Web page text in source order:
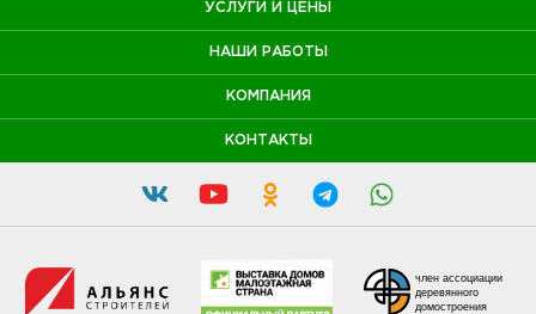
УСЛУГИ И ЦЕНЫ
НАШИ РАБОТЫ
КОМПАНИЯ
КОНТАКТЫ
член ассоциации
деревянного
домостроения